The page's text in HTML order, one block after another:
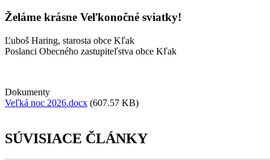
Želáme krásne Veľkonočné sviatky!
Ľuboš Haring, starosta obce Kľak
Poslanci Obecného zastupiteľstva obce Kľak
Dokumenty
Veľká noc 2026.docx (607.57 KB)
SÚVISIACE ČLÁNKY